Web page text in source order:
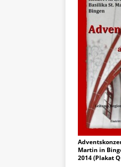
Martin in
2014 (Plakat